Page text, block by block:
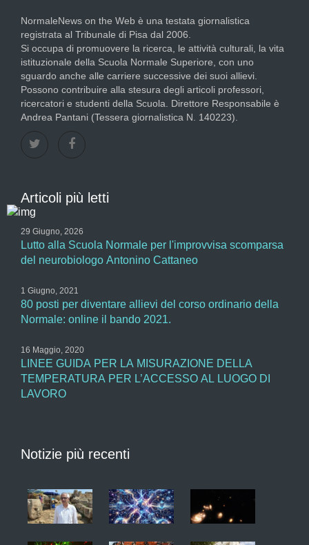
NormaleNews on the Web è una testata giornalistica
registrata al Tribunale di Pisa dal 2006.
Si occupa di promuovere la ricerca, le attività culturali, la vita
istituzionale della Scuola Normale Superiore, con uno
sguardo anche alle carriere successive dei suoi allievi.
Possono contribuire alla stesura degli articoli professori,
ricercatori e studenti della Scuola. Direttore Responsabile è
Andrea Pantani (Tessera giornalistica N. 140223).
Articoli più letti
29 Giugno, 2026
Lutto alla Scuola Normale per l'improvvisa scomparsa
del neurobiologo Antonino Cattaneo
1 Giugno, 2021
80 posti per diventare allievi del corso ordinario della
Normale: online il bando 2021.
16 Maggio, 2020
LINEE GUIDA PER LA MISURAZIONE DELLA
TEMPERATURA PER L’ACCESSO AL LUOGO DI
LAVORO
Notizie più recenti